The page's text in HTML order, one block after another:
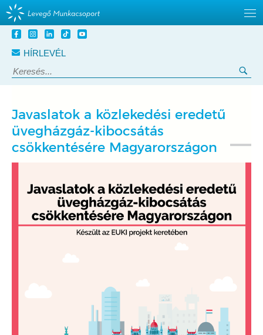
Tovább
tartalomra
HÍRLEVÉL
Keresés:
Javaslatok a közlekedési eredetű
üvegházgáz-kibocsátás
csökkentésére Magyarországon